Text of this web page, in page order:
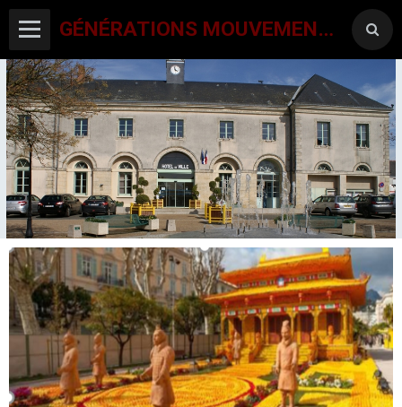
GÉNÉRATIONS MOUVEMENT INTERCLUBS CHAMPAGNE CONLINOISE
ACCUEIL
CANTON-ACTIVITES
SORTIES SEJOURS
AGENDA PAR ACTIVITE